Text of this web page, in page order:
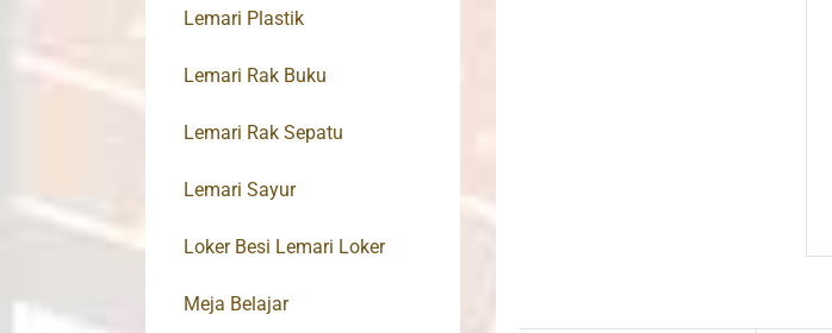
Lemari Plastik
Lemari Rak Buku
Lemari Rak Sepatu
Lemari Sayur
Loker Besi Lemari Loker
Meja Belajar